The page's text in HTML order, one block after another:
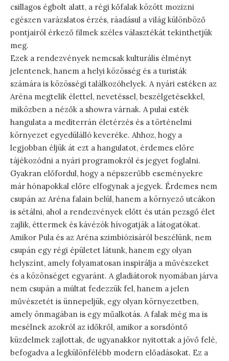
csillagos égbolt alatt, a régi kőfalak között mozizni
egészen varázslatos érzés, ráadásul a világ különböző
pontjairól érkező filmek széles választékát tekinthetjük
meg.
Ezek a rendezvények nemcsak kulturális élményt
jelentenek, hanem a helyi közösség és a turisták
számára is közösségi találkozóhelyek. A nyári estéken az
Aréna megtelik élettel, nevetéssel, beszélgetésekkel,
miközben a nézők a showra várnak. A pulai esték
hangulata a mediterrán életérzés és a történelmi
környezet egyedülálló keveréke. Ahhoz, hogy a
legjobban éljük át ezt a hangulatot, érdemes előre
tájékozódni a nyári programokról és jegyet foglalni.
Gyakran előfordul, hogy a népszerűbb eseményekre
már hónapokkal előre elfogynak a jegyek. Érdemes nem
csupán az Aréna falain belül, hanem a környező utcákon
is sétálni, ahol a rendezvények előtt és után pezsgő élet
zajlik, éttermek és kávézók hívogatják a látogatókat.
Amikor Pula és az Aréna szimbiózisáról beszélünk, nem
csupán egy régi épületet látunk, hanem egy olyan
helyszínt, amely folyamatosan inspirálja a művészeket
és a közönséget egyaránt. A gladiátorok nyomában járva
nem csupán a múltat fedezzük fel, hanem a jelen
művészetét is ünnepeljük, egy olyan környezetben,
amely önmagában is egy műalkotás. A falak még ma is
mesélnek azokról az időkről, amikor a sorsdöntő
küzdelmek zajlottak, de ugyanakkor nyitottak a jövő felé,
befogadva a legkülönfélébb modern előadásokat. Ez a